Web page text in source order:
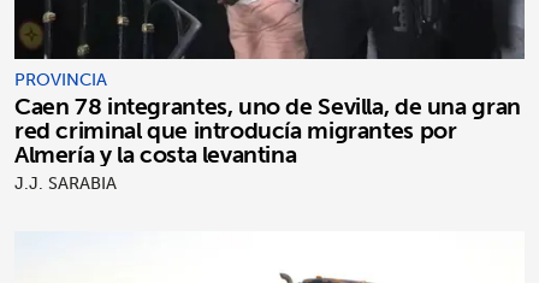
PROVINCIA
Caen 78 integrantes, uno de Sevilla, de una gran
red criminal que introducía migrantes por
Almería y la costa levantina
J.J. SARABIA